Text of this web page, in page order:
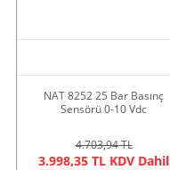
NAT 8252 25 Bar Basınç
Sensörü 0-10 Vdc
4.703,94 TL
3.998,35 TL KDV Dahil